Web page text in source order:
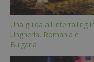
Una guida all'Interrailing
Ungheria, Romania e
Bulgaria